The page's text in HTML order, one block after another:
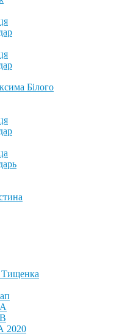
Білого
Тищенка
2020